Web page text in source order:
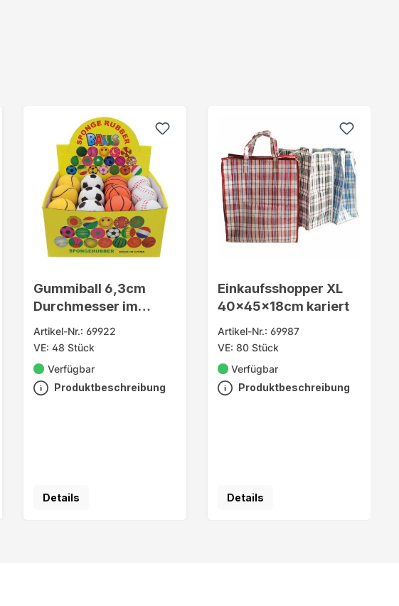
Gummiball 6,3cm
Durchmesser im
Display
Artikel-Nr.: 69922
VE: 48 Stück
Verfügbar
Produktbeschreibung
Details
Einkaufsshopper XL
40x45x18cm kariert
Artikel-Nr.: 69987
VE: 80 Stück
Verfügbar
Produktbeschreibung
Details